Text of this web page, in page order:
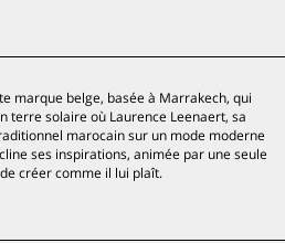
marque belge, basée à Marrakech, qui
terre solaire où Laurence Leenaert, sa
marocain sur un mode moderne
ses inspirations, animée par une seule
créer comme il lui plaît.